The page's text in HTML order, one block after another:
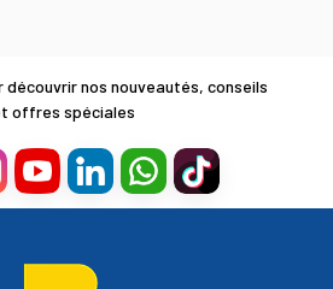
découvrir nos nouveautés, conseils
offres spéciales